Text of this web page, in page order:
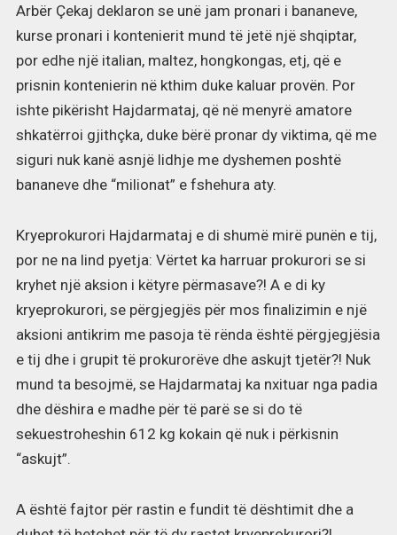
Arbër Çekaj deklaron se unë jam pronari i bananeve,
kurse pronari i kontenierit mund të jetë një shqiptar,
por edhe një italian, maltez, hongkongas, etj, që e
prisnin kontenierin në kthim duke kaluar provën. Por
ishte pikërisht Hajdarmataj, që në menyrë amatore
shkatërroi gjithçka, duke bërë pronar dy viktima, që me
siguri nuk kanë asnjë lidhje me dyshemen poshtë
bananeve dhe “milionat” e fshehura aty.
Kryeprokurori Hajdarmataj e di shumë mirë punën e tij,
por ne na lind pyetja: Vërtet ka harruar prokurori se si
kryhet një aksion i këtyre përmasave?! A e di ky
kryeprokurori, se përgjegjës për mos finalizimin e një
aksioni antikrim me pasoja të rënda është përgjegjësia
e tij dhe i grupit të prokurorëve dhe askujt tjetër?! Nuk
mund ta besojmë, se Hajdarmataj ka nxituar nga padia
dhe dëshira e madhe për të parë se si do të
sekuestroheshin 612 kg kokain që nuk i përkisnin
“askujt”.
A është fajtor për rastin e fundit të dështimit dhe a